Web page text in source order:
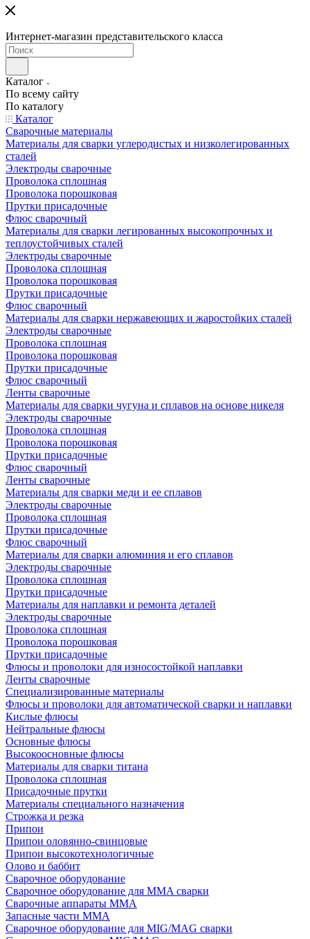
Интернет-магазин представительского класса
Каталог
По всему сайту
По каталогу
Каталог
Сварочные материалы
Материалы для сварки углеродистых и низколегированных
сталей
Электроды сварочные
Проволока сплошная
Проволока порошковая
Прутки присадочные
Флюс сварочный
Материалы для сварки легированных высокопрочных и
теплоустойчивых сталей
Электроды сварочные
Проволока сплошная
Проволока порошковая
Прутки присадочные
Флюс сварочный
Материалы для сварки нержавеющих и жаростойких сталей
Электроды сварочные
Проволока сплошная
Проволока порошковая
Прутки присадочные
Флюс сварочный
Ленты сварочные
Материалы для сварки чугуна и сплавов на основе никеля
Электроды сварочные
Проволока сплошная
Проволока порошковая
Прутки присадочные
Флюс сварочный
Ленты сварочные
Материалы для сварки меди и ее сплавов
Электроды сварочные
Проволока сплошная
Прутки присадочные
Флюс сварочный
Материалы для сварки алюминия и его сплавов
Электроды сварочные
Проволока сплошная
Прутки присадочные
Материалы для наплавки и ремонта деталей
Электроды сварочные
Проволока сплошная
Проволока порошковая
Прутки присадочные
Флюсы и проволоки для износостойкой наплавки
Ленты сварочные
Специализированные материалы
Флюсы и проволоки для автоматической сварки и наплавки
Кислые флюсы
Нейтральные флюсы
Основные флюсы
Высокоосновные флюсы
Материалы для сварки титана
Проволока сплошная
Присадочные прутки
Материалы специального назначения
Строжка и резка
Припои
Припои оловянно-свинцовые
Припои высокотехнологичные
Олово и баббит
Сварочное оборудование
Сварочное оборудование для MMA сварки
Сварочные аппараты MMA
Запасные части MMA
Сварочное оборудование для MIG/MAG сварки